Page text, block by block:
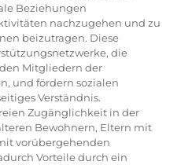
Beziehungen
nachzugehen und zu
beizutragen. Diese
die
Mitgliedern der
und fördern sozialen
Verständnis.
Zugänglichkeit in der
Bewohnern, Eltern mit
vorübergehenden
Vorteile durch ein